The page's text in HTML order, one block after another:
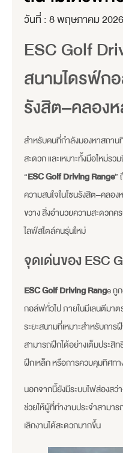
วันที่ :8 พฤษภาคม 2026
ESC Golf
สนามไดรฟ์ก
รังสิต–คลอง
สำหรับคนที่กำลังมองหาสถาน
สะดวก และเหมาะทั้งมือใหม่
“ESC Golf Driving Range”
ความสนใจในโซนรังสิต–คลอ
ขวาง สิ่งอำนวยความสะดวก
ไลฟ์สไตล์คนรุ่นใหม่
จุดเด่นของ ESC
ESC Golf Driving Range ถู
กอล์ฟทั่วไป ภายในมีเลนตีมา
ระยะสนามที่เหมาะสำหรับการ
สามารถฝึกได้อย่างเต็มประสิ
ฝึกเหล็ก หรือการควบคุมทิศท
นอกจากนี้ยังมีระบบไฟส่องสว่
ช่วยให้ผู้ที่ทำงานประจำสามา
เลิกงานได้สะดวกมากขึ้น